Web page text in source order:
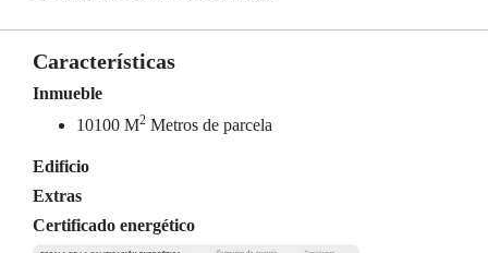
Características
Inmueble
10100 M2 Metros de parcela
Edificio
Extras
Certificado energético